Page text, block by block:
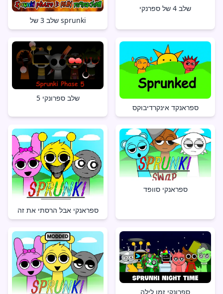
שלב 3 של sprunki
שלב 4 של ספרנקי
שלב ספרונקי 5
ספראנקד אינקרדיבוקס
ספראנקי אבל הרסתי את זה
ספראנקי סוופד
ספרונקי זמן לילה